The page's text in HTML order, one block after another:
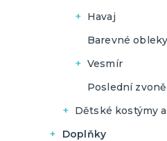
Dámské
Pánské
Havaj
Dámské
Pánské
Barevné obleky
Vesmír
Dámské
Pánské
Poslední
Dětské kostýmy
Kluci
Doplňky